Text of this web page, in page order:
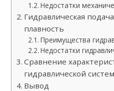
Недостатки
Гидравлическая
плавность
Преимущества
Недостатки
Сравнение
гидравлической
Вывод